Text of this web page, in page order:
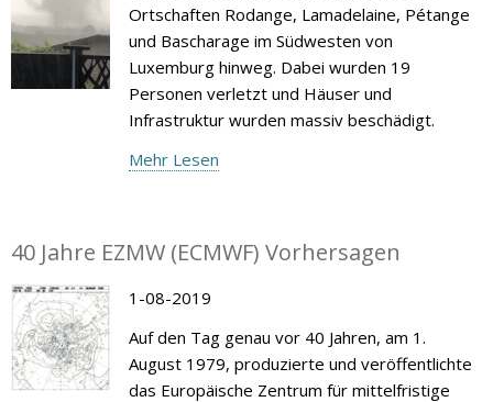
Ortschaften Rodange, Lamadelaine, Pétange
und Bascharage im Südwesten von
Luxemburg hinweg. Dabei wurden 19
Personen verletzt und Häuser und
Infrastruktur wurden massiv beschädigt.
Mehr Lesen
40 Jahre EZMW (ECMWF) Vorhersagen
1-08-2019
Auf den Tag genau vor 40 Jahren, am 1.
August 1979, produzierte und veröffentlichte
das Europäische Zentrum für mittelfristige